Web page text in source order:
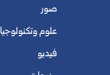
صور
علوم وتكنولوجيا
فيديو